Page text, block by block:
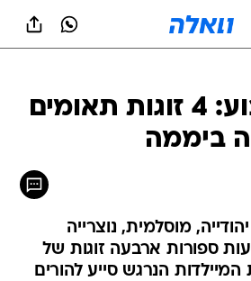
שתיים בריבוע: 4 זוגות תאומים
ביממה
מוסלמית, נוצרייה
ספורות ארבעה זוגות של
המיילדות הנרגש סייע להורים